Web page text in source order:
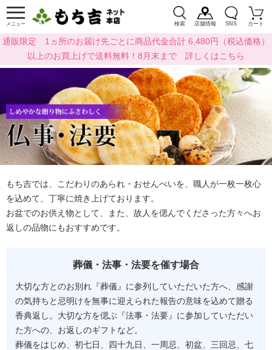
メニュー 検索 店舗情報 SNS カート
通販限定 1ヵ所のお届け先ごとに商品代金合計 6,480円（税込価格）
以上のお買上げで送料無料！8月末まで 詳しくはこちら
もち吉では、こだわりのあられ・おせんべいを、職人が一枚一枚心
を込めて、丁寧に焼き上げております。
お盆でのお供え物として、また、故人を偲んでくださった方々へお
返しの品物にもおすすめです。
葬儀・法事・法要を催す場合
大切な方とのお別れ『葬儀』に参列していただいた方へ、感謝
の気持ちと忌明けを無事に迎えられた報告の意味を込めて贈る
香典返し。大切な方を偲ぶ『法事・法要』に参加していただい
た方への、お返しのギフトなど。
葬儀をはじめ、初七日、四十九日、一周忌、初盆、三回忌、七